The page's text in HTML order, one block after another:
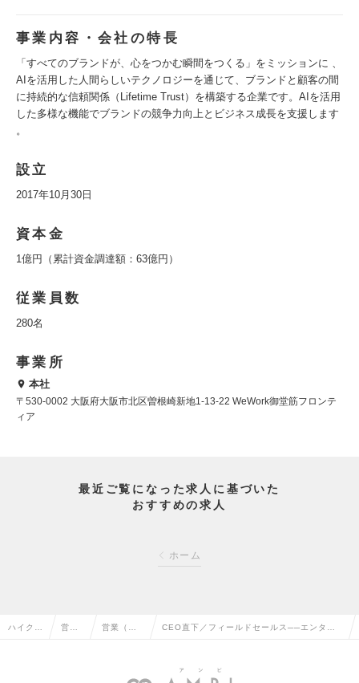
事業内容・会社の特長
「すべてのブランドが、心をつかむ瞬間をつくる」をミッションに 、
AIを活用した人間らしいテクノロジーを通じて、ブランドと顧客の間
に持続的な信頼関係（Lifetime Trust）を構築する企業です。AIを活用
した多様な機能でブランドの競争力向上とビジネス成長を支援します
。
設立
2017年10月30日
資本金
1億円（累計資金調達額：63億円）
従業員数
280名
事業所
本社
〒530-0002 大阪府大阪市北区曽根崎新地1-13-22 WeWork御堂筋フロンテ
ィア
最近ご覧になった求人に基づいた
おすすめの求人
ホーム
ハイクラ 営業 営業（法 CEO直下／フィールドセールス──エンター
決。の求人情報